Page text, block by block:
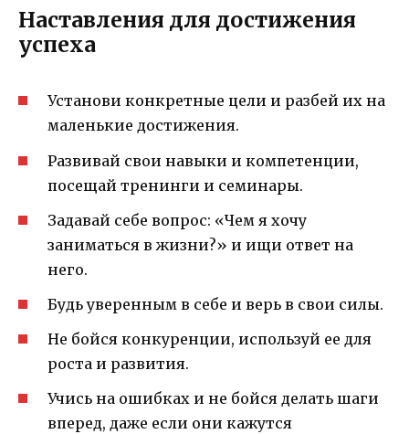
Наставления для достижения
успеха
Установи конкретные цели и разбей их на
маленькие достижения.
Развивай свои навыки и компетенции,
посещай тренинги и семинары.
Задавай себе вопрос: «Чем я хочу
заниматься в жизни?» и ищи ответ на
него.
Будь уверенным в себе и верь в свои силы.
Не бойся конкуренции, используй ее для
роста и развития.
Учись на ошибках и не бойся делать шаги
вперед, даже если они кажутся